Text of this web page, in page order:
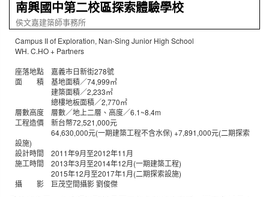
南興國中第二校區探索體驗學校
侯文嘉建築師事務所
Campus II of Exploration, Nan-Sing Junior High School
WH. C.HO + Partners
座落地點 嘉義市日新街278號
面 積 基地面積／74,999㎡
建築面積／2,233㎡
總樓地板面積／2,770㎡
層數高度 層數／地上二層、高度／6.1~8.4m
工程造價 新台幣72,521,000元
64,630,000元(一期建築工程不含水保) +7,891,000元(二期探索
設施)
設計時間 2011年9月至2012年11月
施工時間 2013年3月至2014年12月(一期建築工程)
2015年12月至2017年1月(二期探索設施)
攝 影 巨茂空間攝影 劉俊傑